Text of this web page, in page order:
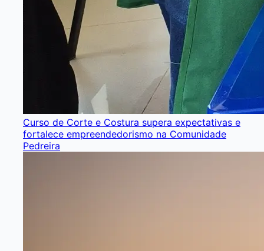
Curso de Corte e Costura supera expectativas e
fortalece empreendedorismo na Comunidade
Pedreira